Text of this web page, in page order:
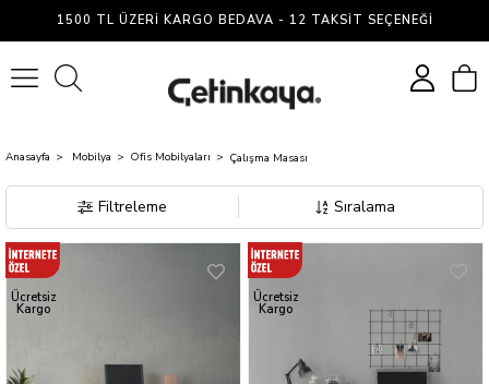
1500 TL ÜZERI KARGO BEDAVA - 12 TAKSIT SEÇENEĞI
Anasayfa Mobilya Ofis Mobilyaları Çalışma Masası
Filtreleme Sıralama
Ücretsiz
Kargo
Ücretsiz
Kargo
Çalışma
Masası